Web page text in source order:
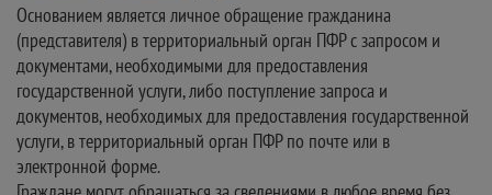
Основанием является личное обращение гражданина
(представителя) в территориальный орган ПФР с запросом и
документами, необходимыми для предоставления
государственной услуги, либо поступление запроса и
документов, необходимых для предоставления государственной
услуги, в территориальный орган ПФР по почте или в
электронной форме.